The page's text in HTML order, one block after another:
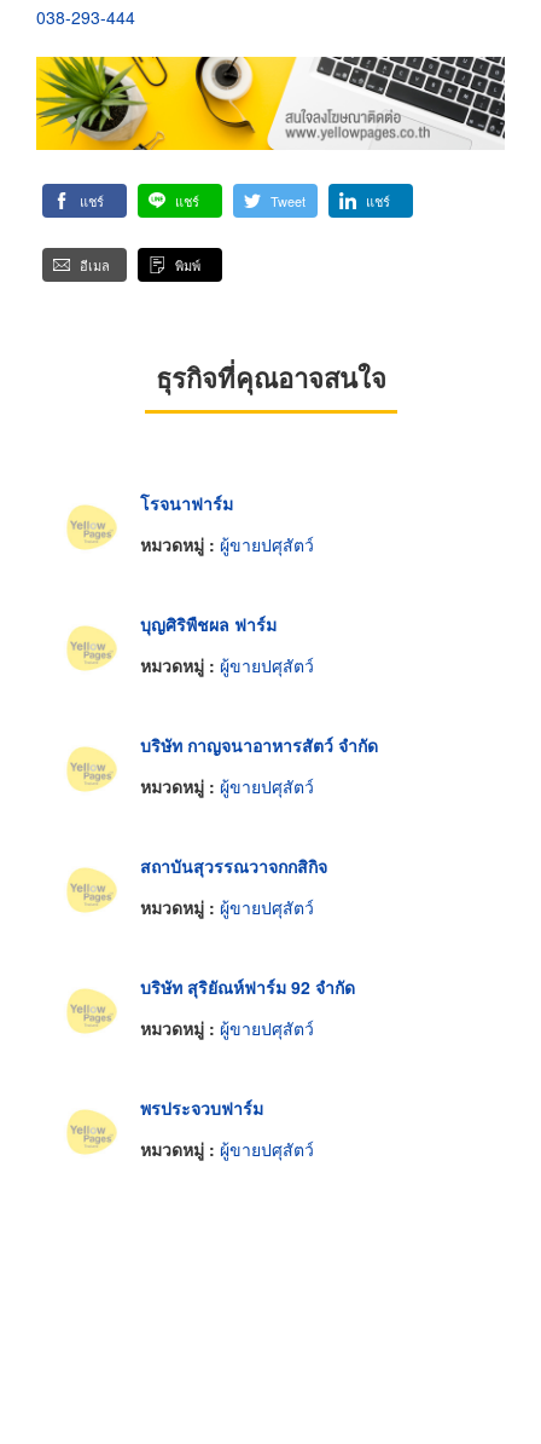
038-293-444
แชร์ แชร์ Tweet แชร์
อีเมล พิมพ์
ธุรกิจที่คุณอาจสนใจ
โรจนาฟาร์ม
หมวดหมู่ : ผู้ขายปศุสัตว์
บุญศิริพืชผล ฟาร์ม
หมวดหมู่ : ผู้ขายปศุสัตว์
บริษัท กาญจนาอาหารสัตว์ จำกัด
หมวดหมู่ : ผู้ขายปศุสัตว์
สถาบันสุวรรณวาจกกสิกิจ
หมวดหมู่ : ผู้ขายปศุสัตว์
บริษัท สุริยัณห์ฟาร์ม 92 จำกัด
หมวดหมู่ : ผู้ขายปศุสัตว์
พรประจวบฟาร์ม
หมวดหมู่ : ผู้ขายปศุสัตว์